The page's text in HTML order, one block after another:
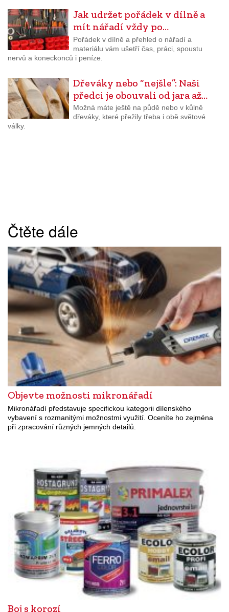
Jak udržet pořádek v dílně a
mít nářadí vždy po…
Pořádek v dílně a přehled o nářadí a
materiálu vám ušetří čas, práci, spoustu
nervů a koneckonců i peníze.
Dřeváky nebo “nejšle”: Naši
předci je obouvali od jara až…
Možná máte ještě na půdě nebo v kůlně
dřeváky, které přežily třeba i obě světové
války.
Čtěte dále
Objevte možnosti mikronářadí
Mikronářadí představuje specifickou kategorii dílenského
vybavení s rozmanitými možnostmi využití. Oceníte ho zejména
při zpracování různých jemných detailů.
Boj s korozí